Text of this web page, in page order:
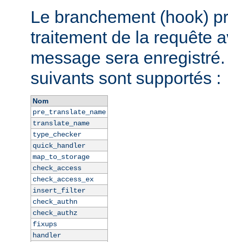
Le branchement (hook)
traitement de la requête
message sera
suivants sont supportés :
Nom
pre_translate_name
translate_name
type_checker
quick_handler
map_to_storage
check_access
check_access_ex
insert_filter
check_authn
check_authz
fixups
handler